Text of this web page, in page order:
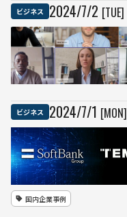
ビジネス 2024/7/2 [TUE]
ビジネス 2024/7/1 [MON]
国内企業事例